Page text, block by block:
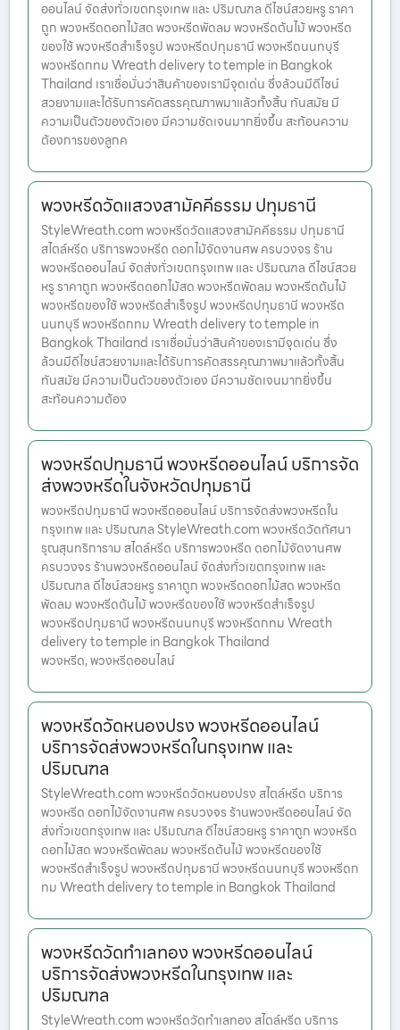
ออนไลน์ จัดส่งทั่วเขตกรุงเทพ และ ปริมณฑล ดีไซน์สวยหรู ราคา
ถูก พวงหรีดดอกไม้สด พวงหรีดพัดลม พวงหรีดต้นไม้ พวงหรีด
ของใช้ พวงหรีดสำเร็จรูป พวงหรีดปทุมธานี พวงหรีดนนทบุรี
พวงหรีดกทม Wreath delivery to temple in Bangkok
Thailand เราเชื่อมั่นว่าสินค้าของเรามีจุดเด่น ซึ่งล้วนมีดีไซน์
สวยงามและได้รับการคัดสรรคุณภาพมาแล้วทั้งสิ้น ทันสมัย มี
ความเป็นตัวของตัวเอง มีความชัดเจนมากยิ่งขึ้น สะท้อนความ
ต้องการของลูกค
พวงหรีดวัดแสวงสามัคคีธรรม ปทุมธานี
StyleWreath.com พวงหรีดวัดแสวงสามัคคีธรรม ปทุมธานี
สไตล์หรีด บริการพวงหรีด ดอกไม้จัดงานศพ ครบวงจร ร้าน
พวงหรีดออนไลน์ จัดส่งทั่วเขตกรุงเทพ และ ปริมณฑล ดีไซน์สวย
หรู ราคาถูก พวงหรีดดอกไม้สด พวงหรีดพัดลม พวงหรีดต้นไม้
พวงหรีดของใช้ พวงหรีดสำเร็จรูป พวงหรีดปทุมธานี พวงหรีด
นนทบุรี พวงหรีดกทม Wreath delivery to temple in
Bangkok Thailand เราเชื่อมั่นว่าสินค้าของเรามีจุดเด่น ซึ่ง
ล้วนมีดีไซน์สวยงามและได้รับการคัดสรรคุณภาพมาแล้วทั้งสิ้น
ทันสมัย มีความเป็นตัวของตัวเอง มีความชัดเจนมากยิ่งขึ้น
สะท้อนความต้อง
พวงหรีดปทุมธานี พวงหรีดออนไลน์ บริการจัด
ส่งพวงหรีดในจังหวัดปทุมธานี
พวงหรีดปทุมธานี พวงหรีดออนไลน์ บริการจัดส่งพวงหรีดใน
กรุงเทพ และ ปริมณฑล StyleWreath.com พวงหรีดวัดทัศนา
รุณสุนทริการาม สไตล์หรีด บริการพวงหรีด ดอกไม้จัดงานศพ
ครบวงจร ร้านพวงหรีดออนไลน์ จัดส่งทั่วเขตกรุงเทพ และ
ปริมณฑล ดีไซน์สวยหรู ราคาถูก พวงหรีดดอกไม้สด พวงหรีด
พัดลม พวงหรีดต้นไม้ พวงหรีดของใช้ พวงหรีดสำเร็จรูป
พวงหรีดปทุมธานี พวงหรีดนนทบุรี พวงหรีดกทม Wreath
delivery to temple in Bangkok Thailand
พวงหรีด, พวงหรีดออนไลน์
พวงหรีดวัดหนองปรง พวงหรีดออนไลน์
บริการจัดส่งพวงหรีดในกรุงเทพ และ
ปริมณฑล
StyleWreath.com พวงหรีดวัดหนองปรง สไตล์หรีด บริการ
พวงหรีด ดอกไม้จัดงานศพ ครบวงจร ร้านพวงหรีดออนไลน์ จัด
ส่งทั่วเขตกรุงเทพ และ ปริมณฑล ดีไซน์สวยหรู ราคาถูก พวงหรีด
ดอกไม้สด พวงหรีดพัดลม พวงหรีดต้นไม้ พวงหรีดของใช้
พวงหรีดสำเร็จรูป พวงหรีดปทุมธานี พวงหรีดนนทบุรี พวงหรีดก
ทม Wreath delivery to temple in Bangkok Thailand
พวงหรีดวัดทำเลทอง พวงหรีดออนไลน์
บริการจัดส่งพวงหรีดในกรุงเทพ และ
ปริมณฑล
StyleWreath.com พวงหรีดวัดทำเลทอง สไตล์หรีด บริการ